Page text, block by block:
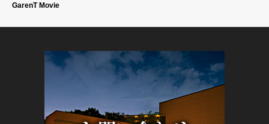
GarenT Movie